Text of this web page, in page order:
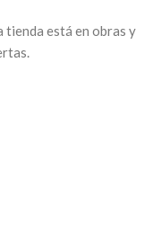
tienda está en obras y